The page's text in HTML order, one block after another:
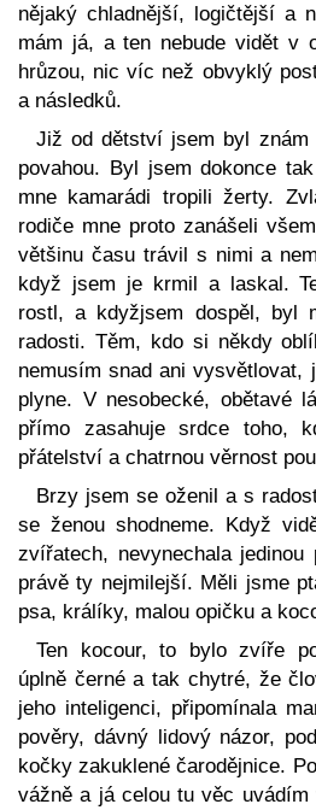
nějaký chladnější, logičtější a
mám já, a ten nebude vidět v
hrůzou, nic víc než obvyklý
a následků.
Již od dětství jsem byl znám
povahou. Byl jsem dokonce
mne kamarádi tropili žerty.
rodiče mne proto zanášeli
většinu času trávil s nimi a
když jsem je krmil a laskal.
rostl, a kdyžjsem dospěl, byl
radosti. Těm, kdo si někdy
nemusím snad ani vysvětlovat,
plyne. V nesobecké, obětavé
přímo zasahuje srdce toho,
přátelství a chatrnou věrnost
Brzy jsem se oženil a s
se ženou shodneme. Když
zvířatech, nevynechala
právě ty nejmilejší. Měli jsme
psa, králíky, malou opičku a
Ten kocour, to bylo zvíře
úplně černé a tak chytré, že
jeho inteligenci, připomínala
pověry, dávný lidový názor,
kočky zakuklené čarodějnice.
vážně a já celou tu věc